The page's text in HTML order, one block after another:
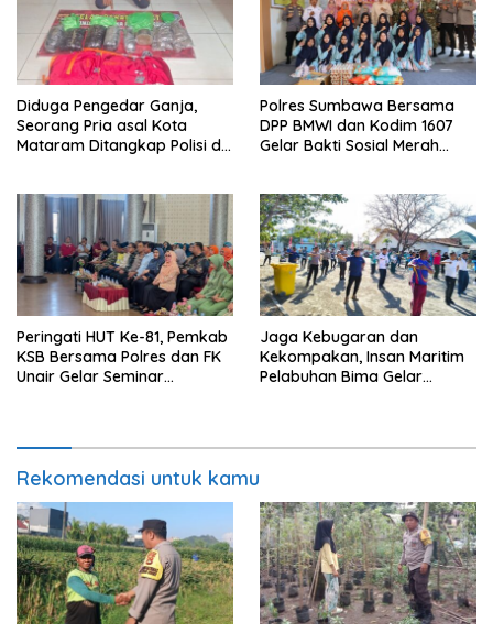
Diduga Pengedar Ganja,
Seorang Pria asal Kota
Mataram Ditangkap Polisi di
Polres Sumbawa Bersama
DPP BMWI dan Kodim 1607
Gelar Bakti Sosial Merah
Peringati HUT Ke-81, Pemkab
KSB Bersama Polres dan FK
Unair Gelar Seminar
Jaga Kebugaran dan
Kekompakan, Insan Maritim
Pelabuhan Bima Gelar
Rekomendasi untuk kamu